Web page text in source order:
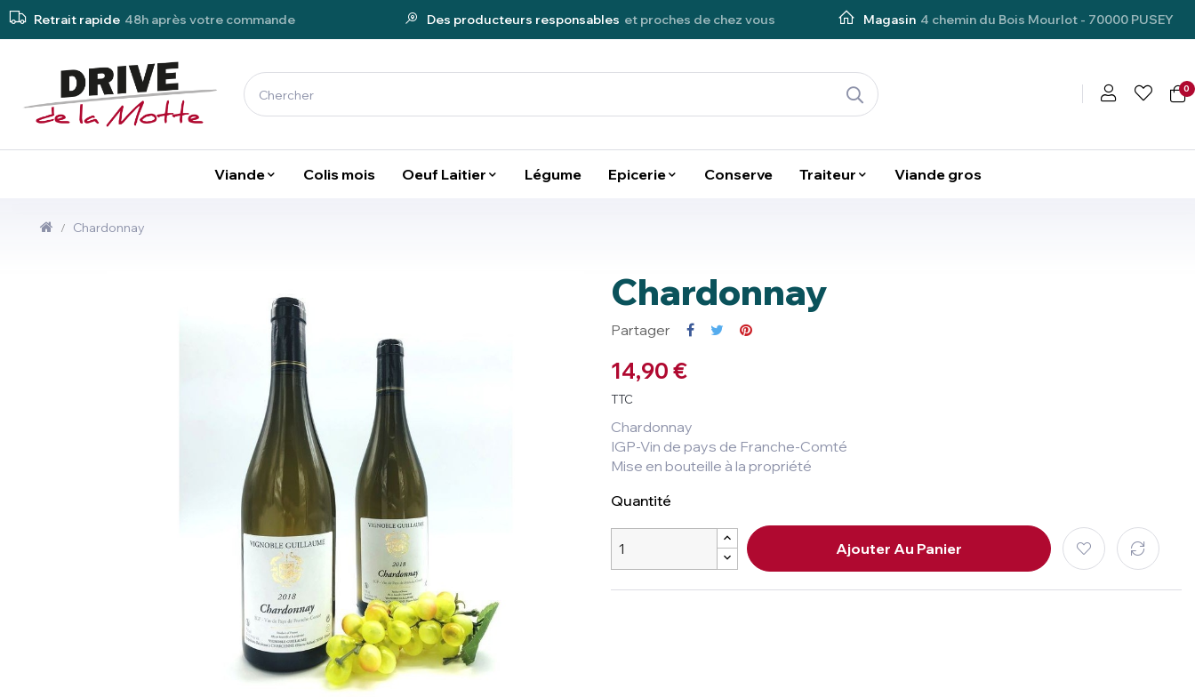
Retrait rapide 48h après votre commande Des producteurs responsables et proches de chez vous Magasin 4 chemin du Bois Mourlot - 70000 PUSEY
0
Viande Colis mois Oeuf Laitier Légume Epicerie Conserve Traiteur Viande gros
Chardonnay
Chardonnay
Partager
14,90 €
TTC
Chardonnay
IGP-Vin de pays de Franche-Comté
Mise en bouteille à la propriété
Quantité
Ajouter Au Panier